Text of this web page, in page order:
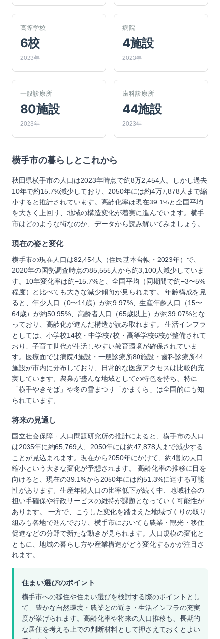
高等学校
6校
2023年
病院
4施設
2023年
一般診療所
80施設
2023年
歯科診療所
44施設
2023年
横手市の暮らしとこれから
秋田県横手市の人口は2023年時点で約8万2,454人。しかし過去
10年で約15.7%減少しており、2050年には約4万7,878人まで縮
小すると推計されています。高齢化率は現在39.1%と全国平均
を大きく上回り、地域の構造変化が着実に進んでいます。横手
市はどのような街なのか、データから読み解いてみましょう。
現在の姿と変化
横手市の現在人口は82,454人（住民基本台帳・2023年）で、
2020年の国勢調査時点の85,555人から約3,100人減少していま
す。10年変化率は約−15.7%と、全国平均（同期間で約−3〜5%
程度）と比べても大きな減少傾向が見られます。 年齢構成を見
ると、年少人口（0〜14歳）が約9.97%、生産年齢人口（15〜
64歳）が約50.95%、高齢者人口（65歳以上）が約39.07%とな
っており、高齢化が進んだ構造が読み取れます。 生活インフラ
としては、小学校14校・中学校7校・高等学校6校が整備されて
おり、子育て世代が生活しやすい教育環境が確保されていま
す。医療面では病院4施設・一般診療所80施設・歯科診療所44
施設が市内に分布しており、日常的な医療アクセスは比較的充
実しています。農業が盛んな地域としての特色を持ち、特に
「横手やきそば」や冬の雪まつり「かまくら」は全国的にも知
られています。
将来の見通し
国立社会保障・人口問題研究所の推計によると、横手市の人口
は2035年に約65,769人、2050年には約47,878人まで減少する
ことが見込まれます。現在から2050年にかけて、約4割の人口
縮小という大きな変化が予想されます。 高齢化率の推移に目を
向けると、現在の39.1%から2050年には約51.3%に達する可能
性があります。生産年齢人口の比率低下が続く中、地域社会の
担い手確保や行政サービスの維持が課題となっていく可能性が
あります。 一方で、こうした変化を踏まえた地域づくりの取り
組みも各地で進んでおり、横手市においても農業・観光・移住
促進などの分野で新たな動きが見られます。人口規模の変化と
ともに、地域の暮らし方や産業構造がどう変化するかが注目さ
れます。
住まい選びのポイント
横手市への移住や住まい選びを検討する際のポイントとし
て、豊かな自然環境・農業との近さ・生活インフラの充実
度が挙げられます。高齢化率や将来の人口推移も、長期的
な居住を考える上での判断材料として押さえておくとよい